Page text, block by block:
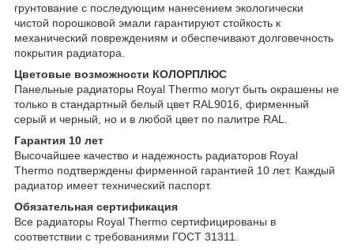
грунтование с последующим нанесением экологически
чистой порошковой эмали гарантируют стойкость к
механический повреждениям и обеспечивают долговечность
покрытия радиатора.
Цветовые возможности КОЛОРПЛЮС
Панельные радиаторы Royal Thermo могут быть окрашены не
только в стандартный белый цвет RAL9016, фирменный
серый и черный, но и в любой цвет по палитре RAL.
Гарантия 10 лет
Высочайшее качество и надежность радиаторов Royal
Thermo подтверждены фирменной гарантией 10 лет. Каждый
радиатор имеет технический паспорт.
Обязательная сертификация
Все радиаторы Royal Thermo сертифицированы в
соответствии с требованиями ГОСТ 31311.